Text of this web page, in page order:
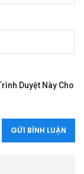
Duyệt Này Cho